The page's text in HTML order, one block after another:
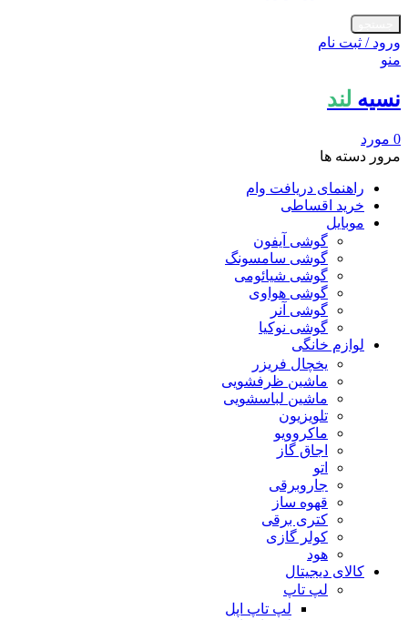
ورود / ثبت نام
منو
نسیه لند
0 مورد
مرور دسته ها
راهنمای دریافت وام
خرید اقساطی
موبایل
گوشی آیفون
گوشی سامسونگ
گوشی شیائومی
گوشی هواوی
گوشی آنر
گوشی نوکیا
لوازم خانگی
یخچال فریزر
ماشین ظرفشویی
ماشین لباسشویی
تلویزیون
ماکروویو
اجاق گاز
اتو
جاروبرقی
قهوه ساز
کتری برقی
کولر گازی
هود
کالای دیجیتال
لپ تاپ
لپ تاپ اپل